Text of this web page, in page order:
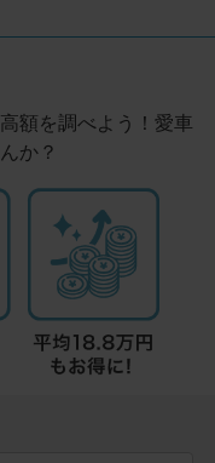
額を調べよう！愛車
か？